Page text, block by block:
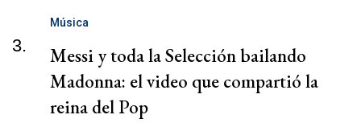
3.
Música
Messi y toda la Selección bailando
Madonna: el video que compartió la
reina del Pop